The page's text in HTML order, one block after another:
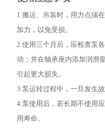
1.搬运、吊装时，用力点须
加力，以免受损。
2.使用三个月后，应检查泵
动；并在轴承座内添加润滑
引起更大损失。
3.泵运转过程中，一旦发生
4.泵使用后，若长期不使用
用寿命。